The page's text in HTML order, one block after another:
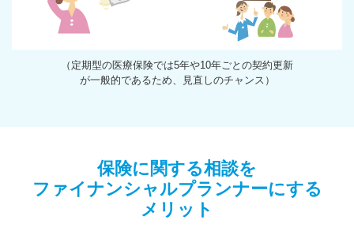
（定期型の医療保険では5年や10年ごとの契約更新
が一般的であるため、見直しのチャンス）
保険に関する相談を
ファイナンシャルプランナーにする
メリット